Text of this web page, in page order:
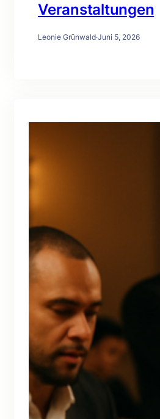
Veranstaltungen
Leonie Grünwald·Juni 5, 2026